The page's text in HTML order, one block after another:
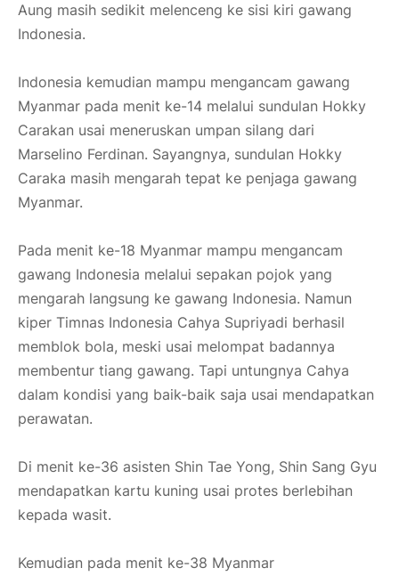
Aung masih sedikit melenceng ke sisi kiri gawang
Indonesia.
Indonesia kemudian mampu mengancam gawang
Myanmar pada menit ke-14 melalui sundulan Hokky
Carakan usai meneruskan umpan silang dari
Marselino Ferdinan. Sayangnya, sundulan Hokky
Caraka masih mengarah tepat ke penjaga gawang
Myanmar.
Pada menit ke-18 Myanmar mampu mengancam
gawang Indonesia melalui sepakan pojok yang
mengarah langsung ke gawang Indonesia. Namun
kiper Timnas Indonesia Cahya Supriyadi berhasil
memblok bola, meski usai melompat badannya
membentur tiang gawang. Tapi untungnya Cahya
dalam kondisi yang baik-baik saja usai mendapatkan
perawatan.
Di menit ke-36 asisten Shin Tae Yong, Shin Sang Gyu
mendapatkan kartu kuning usai protes berlebihan
kepada wasit.
Kemudian pada menit ke-38 Myanmar